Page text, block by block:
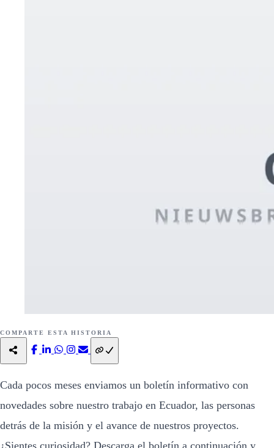
COMPARTE ESTA HISTORIA
Cada pocos meses enviamos un boletín informativo con
novedades sobre nuestro trabajo en Ecuador, las personas
detrás de la misión y el avance de nuestros proyectos.
¿Sientes curiosidad? Descarga el boletín a continuación y